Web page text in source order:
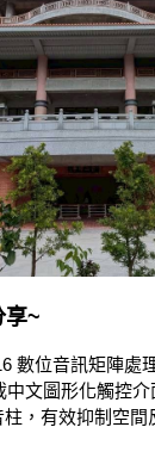
享~
數位音訊矩陣處
文圖形化觸控
，有效抑制空